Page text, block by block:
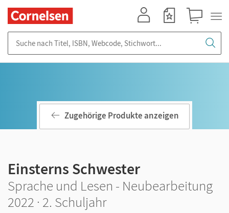
Zugehörige Produkte anzeigen
Einsterns Schwester
Sprache und Lesen - Neubearbeitung
2022 · 2. Schuljahr